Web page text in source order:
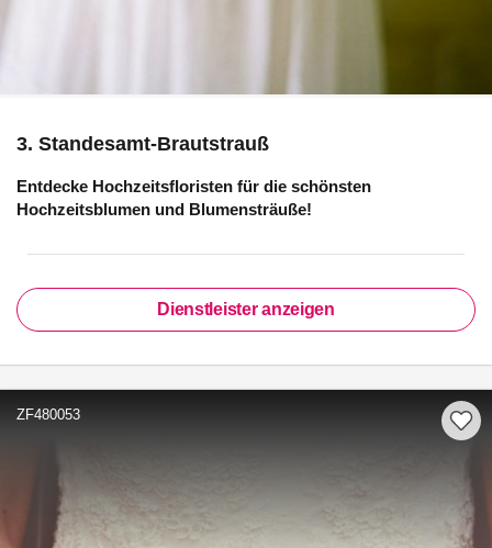
3. Standesamt-Brautstrauß
Entdecke Hochzeitsfloristen für die schönsten
Hochzeitsblumen und Blumensträuße!
Dienstleister anzeigen
ZF480053